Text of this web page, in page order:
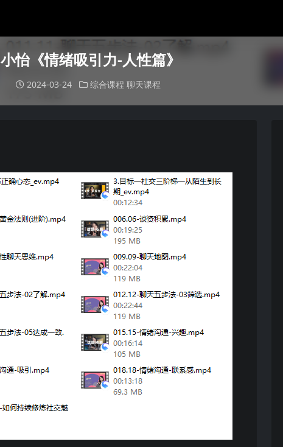
小怡《情绪吸引力-人性篇》
2024-03-24 综合课程 聊天课程